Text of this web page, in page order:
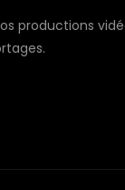
productions